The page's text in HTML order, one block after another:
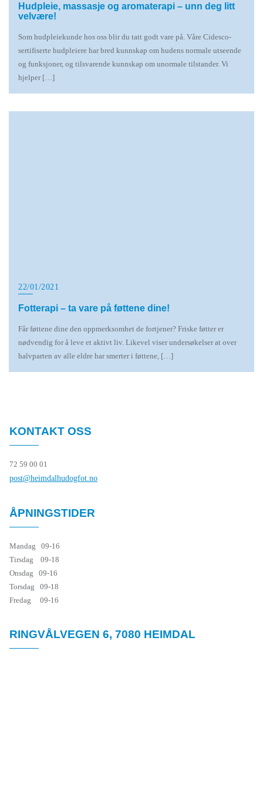
Hudpleie, massasje og aromaterapi – unn deg litt
velvære!
Som hudpleiekunde hos oss blir du tatt godt vare på. Våre Cidesco-
sertifiserte hudpleiere har bred kunnskap om hudens normale utseende
og funksjoner, og tilsvarende kunnskap om unormale tilstander. Vi
hjelper […]
22/01/2021
Fotterapi – ta vare på føttene dine!
Får føttene dine den oppmerksomhet de fortjener? Friske føtter er
nødvendig for å leve et aktivt liv. Likevel viser undersøkelser at over
halvparten av alle eldre har smerter i føttene, […]
KONTAKT OSS
72 59 00 01
post@heimdalhudogfot.no
ÅPNINGSTIDER
Mandag 09-16
Tirsdag 09-18
Onsdag 09-16
Torsdag 09-18
Fredag 09-16
RINGVÅLVEGEN 6, 7080 HEIMDAL